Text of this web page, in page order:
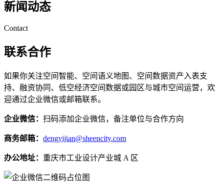
新闻动态
Contact
联系合作
如果你关注空间智能、空间语义地图、空间数据资产入表支
持、融资协同、低空经济空间数据或园区与城市空间运营，欢
迎通过企业微信或邮箱联系。
企业微信： 扫码添加企业微信，备注单位与合作方向
商务邮箱： dengyijian@sheencity.com
办公地址： 重庆市工业设计产业城 A 区